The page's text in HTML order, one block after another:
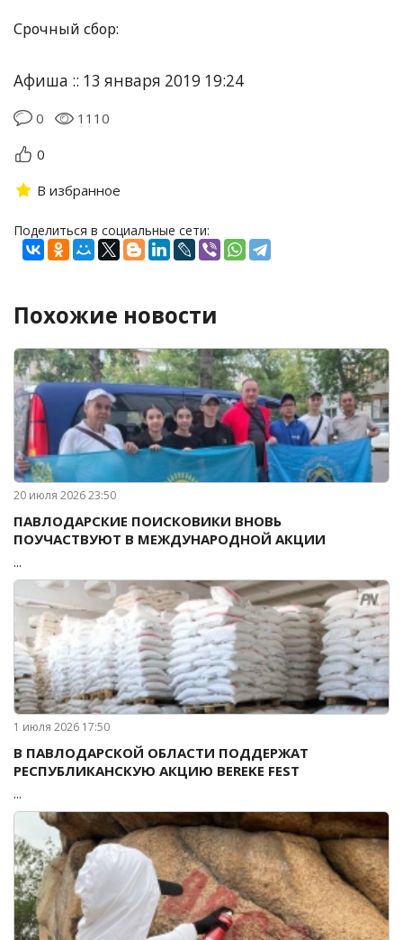
Срочный сбор:
Афиша :: 13 января 2019 19:24
0
1110
0
В избранное
Поделиться в социальные сети:
Похожие новости
20 июля 2026 23:50
ПАВЛОДАРСКИЕ ПОИСКОВИКИ ВНОВЬ
ПОУЧАСТВУЮТ В МЕЖДУНАРОДНОЙ АКЦИИ
...
1 июля 2026 17:50
В ПАВЛОДАРСКОЙ ОБЛАСТИ ПОДДЕРЖАТ
РЕСПУБЛИКАНСКУЮ АКЦИЮ BEREKE FEST
...